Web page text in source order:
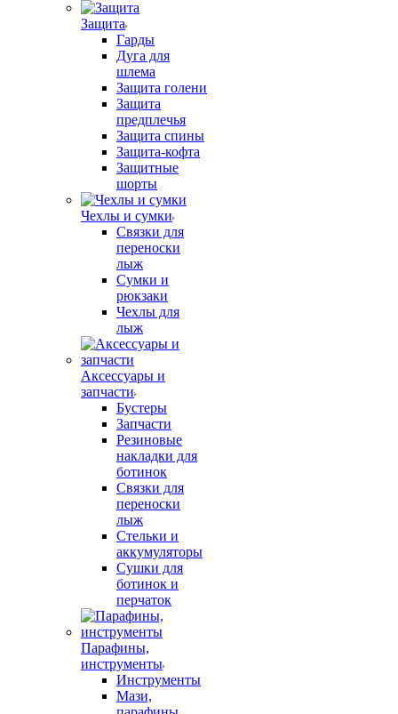
Защита
Гарды
Дуга для
шлема
Защита голени
Защита
предплечья
Защита спины
Защита-кофта
Защитные
шорты
Чехлы и сумки
Связки для
переноски
лыж
Сумки и
рюкзаки
Чехлы для
лыж
Аксессуары и
запчасти
Бустеры
Запчасти
Резиновые
накладки для
ботинок
Связки для
переноски
лыж
Стельки и
аккумуляторы
Сушки для
ботинок и
перчаток
Парафины,
инструменты
Инструменты
Мази,